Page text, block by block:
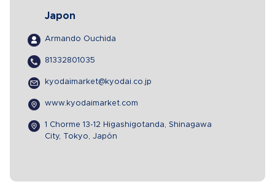
Japon
Armando Ouchida
81332801035
kyodaimarket@kyodai.co.jp
www.kyodaimarket.com
1 Chorme 13-12 Higashigotanda, Shinagawa
City, Tokyo, Japón